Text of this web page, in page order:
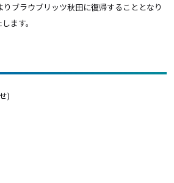
ブラウブリッツ秋田に復帰することとなり
ます。
)